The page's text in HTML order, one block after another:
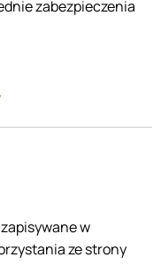
zabezpieczenia
w
ze strony